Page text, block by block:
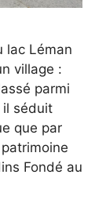
lac Léman
village :
parmi
il séduit
que par
Fondé au